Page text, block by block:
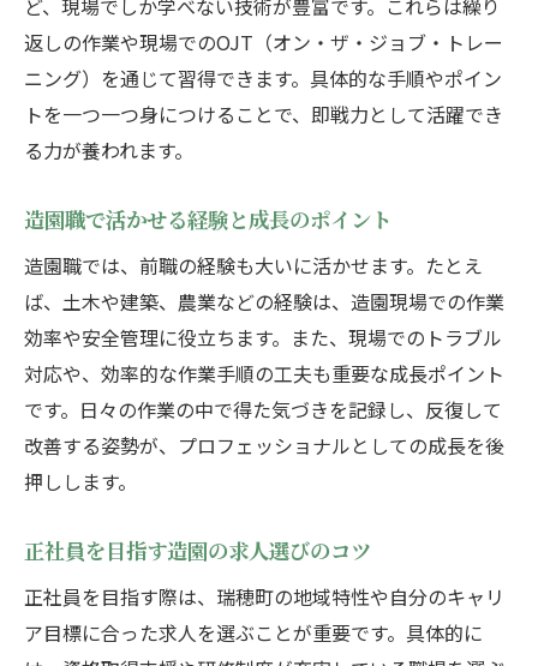
造園スタッフ同士の学び合いと連携の大切
さ
地域社会と共に歩む造園の魅力を実感
造園職で描く将来のキャリアパスと展望
安定した造園の仕事で長期勤務を叶えるコツ
造園業界で長く働くための環境選びの工夫
安定した造園職を維持する働き方のポイン
ト
造園スタッフに必要な体調管理と健康意識
長期勤務を目指す造園職のキャリア設計術
造園の現場で信頼される人材になる秘訣
安定勤務を支える造園会社選びの基準
地域密着の造園で街づくりに参加する価値を考
造園を通じた街づくりの価値と社会貢献
地域密着の造園活動がもたらす未来像
造園職が担う街の景観形成と住民との絆
ど、現場でしか学べない技術が豊富です。これらは繰り
返しの作業や現場でのOJT（オン・ザ・ジョブ・トレー
ニング）を通じて習得できます。具体的な手順やポイン
トを一つ一つ身につけることで、即戦力として活躍でき
る力が養われます。
造園職で活かせる経験と成長のポイント
造園職では、前職の経験も大いに活かせます。たとえ
ば、土木や建築、農業などの経験は、造園現場での作業
効率や安全管理に役立ちます。また、現場でのトラブル
対応や、効率的な作業手順の工夫も重要な成長ポイント
です。日々の作業の中で得た気づきを記録し、反復して
改善する姿勢が、プロフェッショナルとしての成長を後
押しします。
正社員を目指す造園の求人選びのコツ
正社員を目指す際は、瑞穂町の地域特性や自分のキャリ
ア目標に合った求人を選ぶことが重要です。具体的に